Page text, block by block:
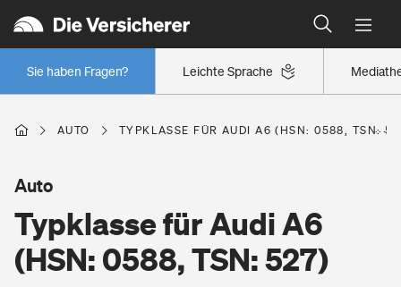
Leichte Sprache
Sie haben Fragen?
Wer versichert was: Jetzt Versicherer finden
Regionalklassen: So ist Ihre Region eingestuft
Wer versichert was: Jetzt Versicherer finden
Berufsunfähigkeitsversicherung
Erwerbsunfähigkeitsversicherung
Wohnen
AUTO TYPKLASSE FÜR AUDI A6 (HSN: 0588, TSN:
Typklasse für Audi A6
(HSN: 0588, TSN: 527)
Auto